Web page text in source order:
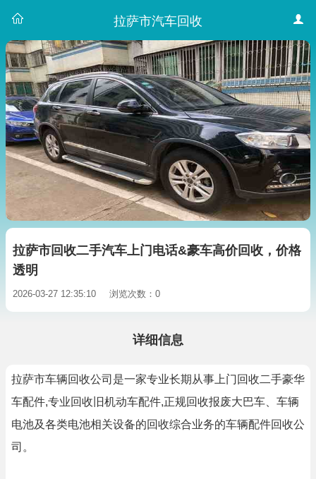
拉萨市汽车回收
拉萨市回收二手汽车上门电话&豪车高价回收，价格
透明
2026-03-27 12:35:10 浏览次数：0
详细信息
拉萨市车辆回收公司是一家专业长期从事上门回收二手豪华
车配件,专业回收旧机动车配件,正规回收报废大巴车、车辆
电池及各类电池相关设备的回收综合业务的车辆配件回收公
司。